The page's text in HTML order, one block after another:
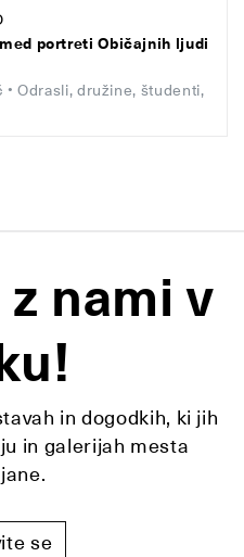
portreti Običajnih ljudi
• Odrasli, družine, študenti,
nami v
in dogodkih, ki jih
in galerijah mesta
se